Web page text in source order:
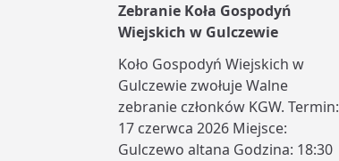
Zebranie Koła Gospodyń
Wiejskich w Gulczewie
Koło Gospodyń Wiejskich w
Gulczewie zwołuje Walne
zebranie członków KGW. Termin:
17 czerwca 2026 Miejsce:
Gulczewo altana Godzina: 18:30